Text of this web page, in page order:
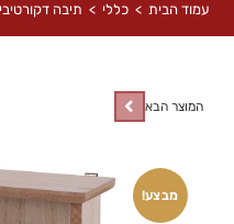
עמוד הבית > כללי > תיבה
מבצע!
המוצר הבא